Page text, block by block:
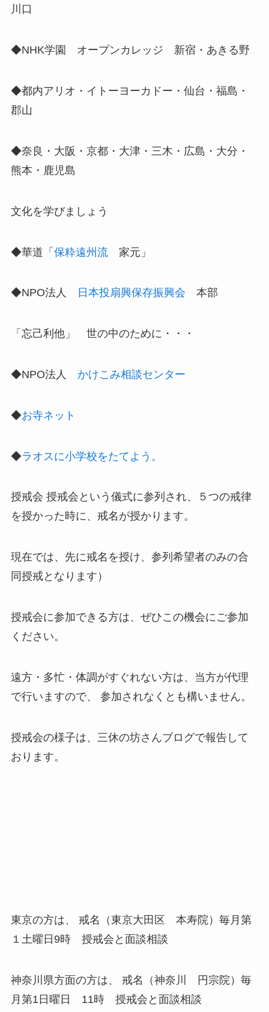
川口
◆NHK学園 オープンカレッジ 新宿・あきる野
◆都内アリオ・イトーヨーカドー・仙台・福島・
郡山
◆奈良・大阪・京都・大津・三木・広島・大分・
熊本・鹿児島
文化を学びましょう
◆華道「 保粋遠州流家元」
◆NPO法人 日本投扇興保存振興会 本部
「忘己利他」 世の中のために・・・
◆NPO法人 かけこみ相談センター
◆お寺ネット
◆ラオスに小学校をたてよう。
授戒会 授戒会という儀式に参列され、５つの戒律
を授かった時に、戒名が授かります。
現在では、先に戒名を授け、参列希望者のみの合
同授戒となります）
授戒会に参加できる方は、ぜひこの機会にご参加
ください。
遠方・多忙・体調がすぐれない方は、当方が代理
で行いますので、 参加されなくとも構いません。
授戒会の様子は、三休の坊さんブログで報告して
おります。
東京の方は、 戒名（東京大田区 本寿院）毎月第
１土曜日9時 授戒会と面談相談
神奈川県方面の方は、 戒名（神奈川 円宗院）毎
月第1日曜日 11時 授戒会と面談相談